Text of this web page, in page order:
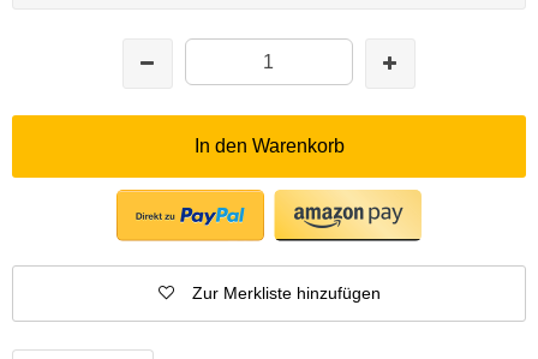
In den Warenkorb
Zur Merkliste hinzufügen